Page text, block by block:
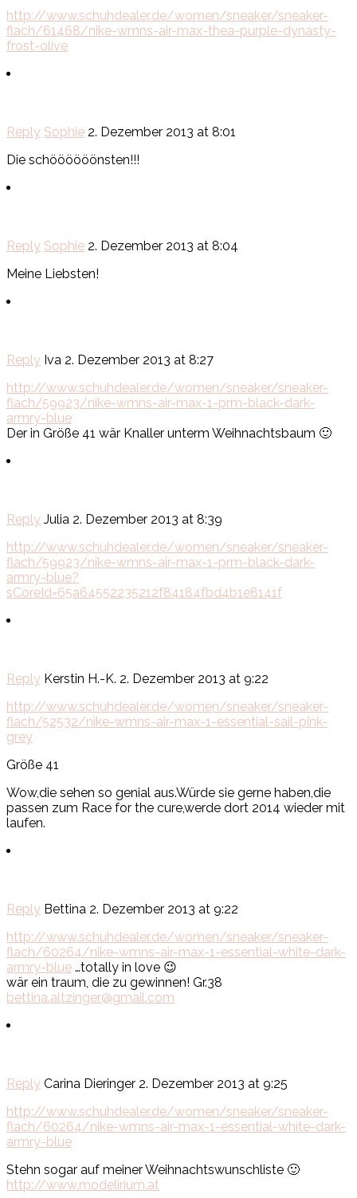
http://www.schuhdealer.de/women/sneaker/sneaker-
flach/61468/nike-wmns-air-max-thea-purple-dynasty-
frost-olive
Reply Sophie 2. Dezember 2013 at 8:01
Die schöööööönsten!!!
Reply Sophie 2. Dezember 2013 at 8:04
Meine Liebsten!
Reply Iva 2. Dezember 2013 at 8:27
http://www.schuhdealer.de/women/sneaker/sneaker-
flach/59923/nike-wmns-air-max-1-prm-black-dark-
armry-blue
Der in Größe 41 wär Knaller unterm Weihnachtsbaum 🙂
Reply Julia 2. Dezember 2013 at 8:39
http://www.schuhdealer.de/women/sneaker/sneaker-
flach/59923/nike-wmns-air-max-1-prm-black-dark-
armry-blue?
sCoreId=65a64552235212f84184fbd4b1e8141f
Reply Kerstin H.-K. 2. Dezember 2013 at 9:22
http://www.schuhdealer.de/women/sneaker/sneaker-
flach/52532/nike-wmns-air-max-1-essential-sail-pink-
grey
Größe 41
Wow,die sehen so genial aus.Würde sie gerne haben,die
passen zum Race for the cure,werde dort 2014 wieder mit
laufen.
Reply Bettina 2. Dezember 2013 at 9:22
http://www.schuhdealer.de/women/sneaker/sneaker-
flach/60264/nike-wmns-air-max-1-essential-white-dark-
armry-blue …totally in love 😉
wär ein traum, die zu gewinnen! Gr.38
bettina.altzinger@gmail.com
Reply Carina Dieringer 2. Dezember 2013 at 9:25
http://www.schuhdealer.de/women/sneaker/sneaker-
flach/60264/nike-wmns-air-max-1-essential-white-dark-
armry-blue
Stehn sogar auf meiner Weihnachtswunschliste 🙂
http://www.modelirium.at